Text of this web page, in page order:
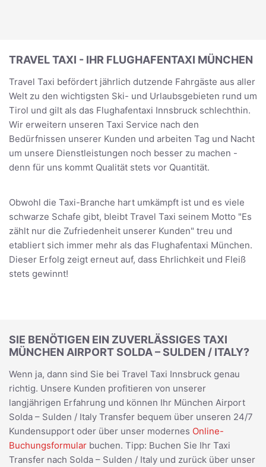
TRAVEL TAXI - IHR FLUGHAFENTAXI MÜNCHEN
Travel Taxi befördert jährlich dutzende Fahrgäste aus aller
Welt zu den wichtigsten Ski- und Urlaubsgebieten rund um
Tirol und gilt als das Flughafentaxi Innsbruck schlechthin.
Wir erweitern unseren Taxi Service nach den
Bedürfnissen unserer Kunden und arbeiten Tag und Nacht
um unsere Dienstleistungen noch besser zu machen -
denn für uns kommt Qualität stets vor Quantität.
Obwohl die Taxi-Branche hart umkämpft ist und es viele
schwarze Schafe gibt, bleibt Travel Taxi seinem Motto "Es
zählt nur die Zufriedenheit unserer Kunden" treu und
etabliert sich immer mehr als das Flughafentaxi München.
Dieser Erfolg zeigt erneut auf, dass Ehrlichkeit und Fleiß
stets gewinnt!
SIE BENÖTIGEN EIN ZUVERLÄSSIGES TAXI
MÜNCHEN AIRPORT SOLDA – SULDEN / ITALY?
Wenn ja, dann sind Sie bei Travel Taxi Innsbruck genau
richtig. Unsere Kunden profitieren von unserer
langjährigen Erfahrung und können Ihr München Airport
Solda – Sulden / Italy Transfer bequem über unseren 24/7
Kundensupport oder über unser modernes Online-
Buchungsformular buchen. Tipp: Buchen Sie Ihr Taxi
Transfer nach Solda – Sulden / Italy und zurück über unser